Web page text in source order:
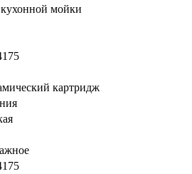
мойки
картридж